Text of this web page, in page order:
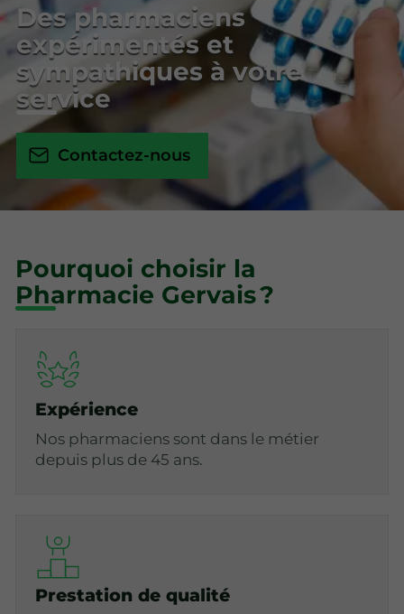
Des pharmaciens
expérimentés et
sympathiques à votre
service
Contactez-nous
Pourquoi choisir la
Pharmacie Gervais ?
Expérience
Nos pharmaciens sont dans le métier
depuis plus de 45 ans.
Prestation de qualité